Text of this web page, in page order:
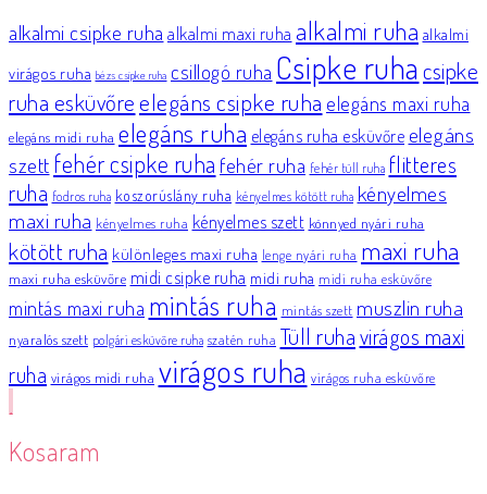
alkalmi csipke ruha alkalmi maxi ruha alkalmi ruha alkalmi
virágos ruha bézs csipke ruha csillogó ruha Csipke ruhacsipke
ruha esküvőreelegáns csipke ruha elegáns maxi ruha
elegáns midi ruha elegáns ruha elegáns ruha esküvőre elegáns
szett fehér csipke ruha fehér ruha fehér tüll ruha flitteres
ruha fodros ruha koszorúslány ruha kényelmes kötött ruha kényelmes
maxi ruha kényelmes ruha kényelmes szett könnyed nyári ruha
kötött ruha különleges maxi ruha lenge nyári ruha maxi ruha
maxi ruha esküvőre midi csipke ruha midi ruha midi ruha esküvőre
mintás maxi ruha mintás ruha mintás szett muszlin ruha
nyaralós szett polgári esküvőre ruha szatén ruha Tüll ruhavirágos maxi
ruha virágos midi ruha virágos ruha virágos ruha esküvőre
Kosaram